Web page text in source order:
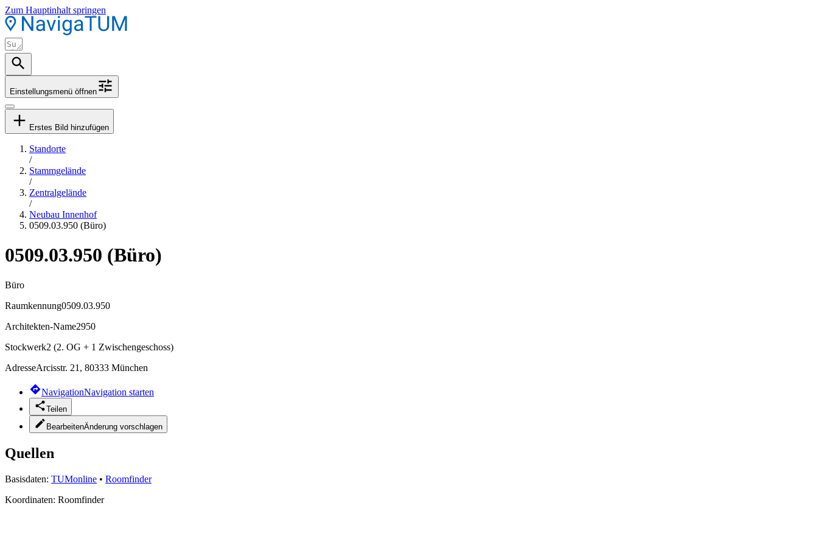
Zum Hauptinhalt springen
Einstellungsmenü öffnen
Erstes Bild hinzufügen
Standorte
/
Stammgelände
/
Zentralgelände
/
Neubau Innenhof
0509.03.950 (Büro)
0509.03.950 (Büro)
Büro
Raumkennung0509.03.950
Architekten-Name2950
Stockwerk2 (2. OG + 1 Zwischengeschoss)
AdresseArcisstr. 21, 80333 München
NavigationNavigation starten
Teilen
BearbeitenÄnderung vorschlagen
Quellen
Basisdaten: TUMonline • Roomfinder
Koordinaten: Roomfinder